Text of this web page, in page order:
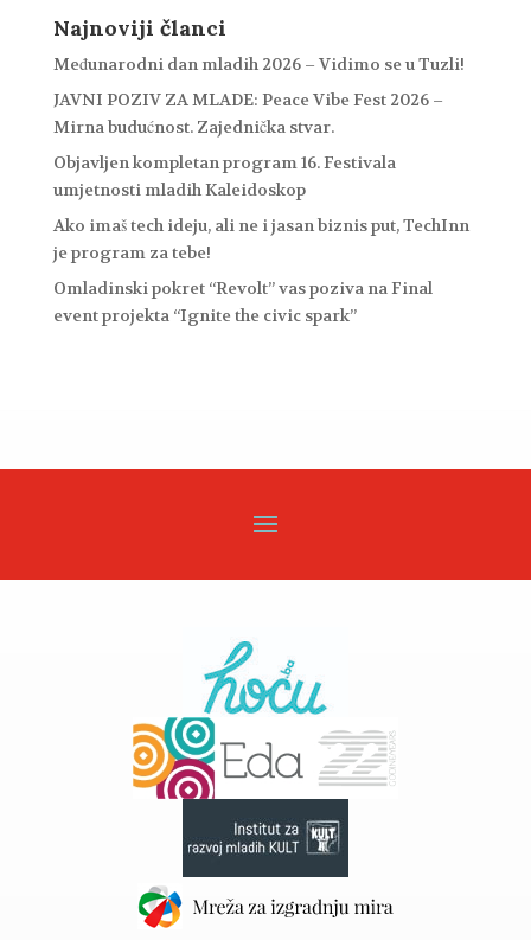
Najnoviji članci
Međunarodni dan mladih 2026 – Vidimo se u Tuzli!
JAVNI POZIV ZA MLADE: Peace Vibe Fest 2026 –
Mirna budućnost. Zajednička stvar.
Objavljen kompletan program 16. Festivala
umjetnosti mladih Kaleidoskop
Ako imaš tech ideju, ali ne i jasan biznis put, TechInn
je program za tebe!
Omladinski pokret “Revolt” vas poziva na Final
event projekta “Ignite the civic spark”